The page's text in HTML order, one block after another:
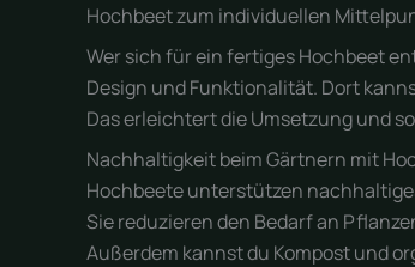
Hochbeet zum individuellen
Wer sich für ein fertiges Hochbeet
Design und Funktionalität. Dort
Das erleichtert die Umsetzung und
Nachhaltigkeit beim Gärtnern mit
Hochbeete unterstützen
Sie reduzieren den Bedarf an
Außerdem kannst du Kompost und